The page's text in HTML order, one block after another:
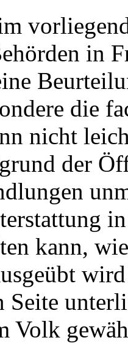
in
die
nicht
der
kann,
Seite
Volk